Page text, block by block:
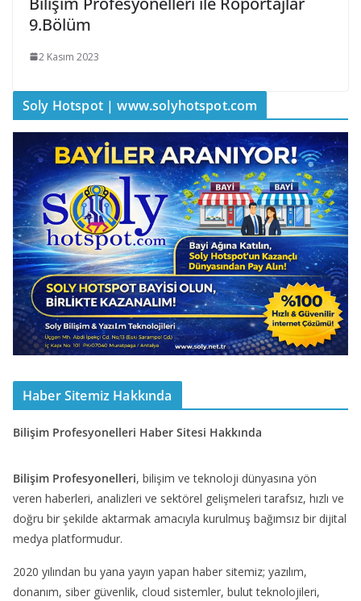
9.Bölüm
2 Kasım 2023
Soly Hotspot | www.solyhotspot.com
Haber Sitemiz Hakkında
Bilişim Profesyonelleri Haber Sitesi Hakkında
Bilişim Profesyonelleri, bilişim ve teknoloji dünyasına yön
veren haberleri, analizleri ve sektörel gelişmeleri tarafsız, hızlı ve
doğru bir şekilde aktarmak amacıyla kurulmuş bağımsız bir dijital
medya platformudur.
2020 yılından bu yana yayın yapan haber sitemiz; yazılım,
donanım, siber güvenlik, cloud sistemler, bulut teknolojileri,